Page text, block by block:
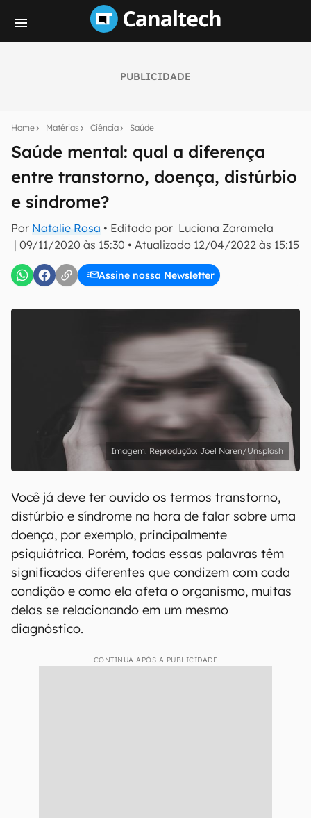
PUBLICIDADE
Home Matérias Ciência Saúde
Saúde mental: qual a diferença
entre transtorno, doença, distúrbio
e síndrome?
Por Natalie Rosa • Editado por Luciana Zaramela
| 09/11/2020 às 15:30 • Atualizado 12/04/2022 às 15:15
Assine nossa Newsletter
notícias e reviews sobre tecnologia em primeira
mão.
E-mail
inscreva-se
Confirmo que li, aceito e concordo com os Termos de
Uso e Política de Privacidade do Canaltech.
Reprodução: Joel Naren/Unsplash
Você já deve ter ouvido os termos transtorno,
distúrbio e síndrome na hora de falar sobre uma
doença, por exemplo, principalmente
psiquiátrica. Porém, todas essas palavras têm
significados diferentes que condizem com cada
condição e como ela afeta o organismo, muitas
delas se relacionando em um mesmo
diagnóstico.
CONTINUA APÓS A PUBLICIDADE